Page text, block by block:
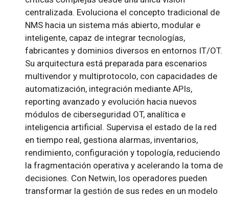
centralizada. Evoluciona el concepto tradicional de
NMS hacia un sistema más abierto, modular e
inteligente, capaz de integrar tecnologías,
fabricantes y dominios diversos en entornos IT/OT.
Su arquitectura está preparada para escenarios
multivendor y multiprotocolo, con capacidades de
automatización, integración mediante APIs,
reporting avanzado y evolución hacia nuevos
módulos de ciberseguridad OT, analítica e
inteligencia artificial. Supervisa el estado de la red
en tiempo real, gestiona alarmas, inventarios,
rendimiento, configuración y topología, reduciendo
la fragmentación operativa y acelerando la toma de
decisiones. Con Netwin, los operadores pueden
transformar la gestión de sus redes en un modelo